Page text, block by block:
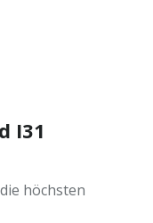
I31
höchsten